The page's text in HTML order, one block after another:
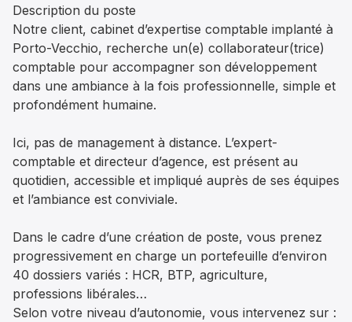
Description du poste
Notre client, cabinet d’expertise comptable implanté à
Porto-Vecchio, recherche un(e) collaborateur(trice)
comptable pour accompagner son développement
dans une ambiance à la fois professionnelle, simple et
profondément humaine.
Ici, pas de management à distance. L’expert-
comptable et directeur d’agence, est présent au
quotidien, accessible et impliqué auprès de ses équipes
et l’ambiance est conviviale.
Dans le cadre d’une création de poste, vous prenez
progressivement en charge un portefeuille d’environ
40 dossiers variés : HCR, BTP, agriculture,
professions libérales…
Selon votre niveau d’autonomie, vous intervenez sur :